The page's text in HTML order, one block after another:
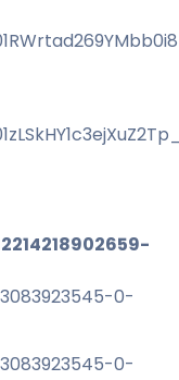
3083923545-0-
3083923545-0-